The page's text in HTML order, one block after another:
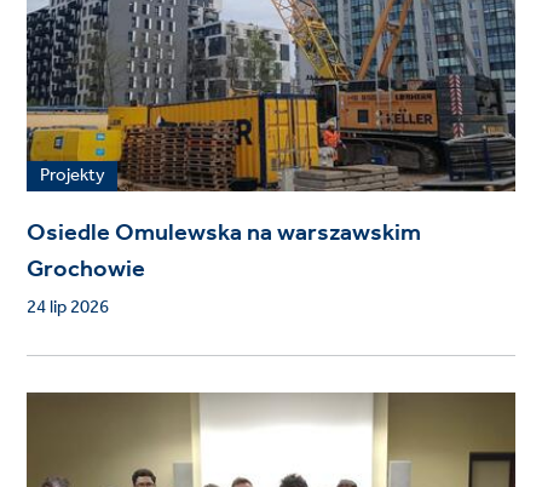
Projekty
Osiedle Omulewska na warszawskim
Grochowie
24 lip 2026